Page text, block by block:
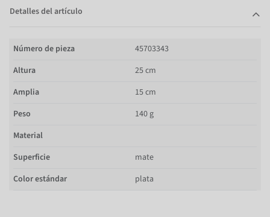
Detalles del artículo
Número de pieza
45703343
Altura
25 cm
Amplia
15 cm
Peso
140 g
Material
Superficie
mate
Color estándar
plata